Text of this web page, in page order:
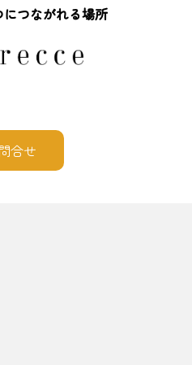
つながれる場所
合せ